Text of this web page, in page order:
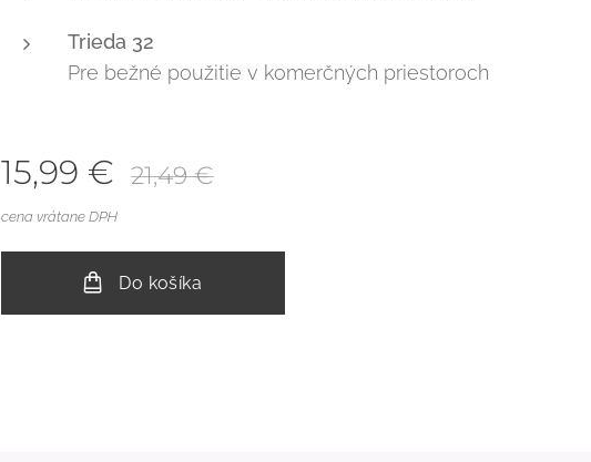
Trieda 32
Pre bežné použitie v komerčných priestoroch
15,99 € 21,49€
cena vrátane DPH
Do košíka